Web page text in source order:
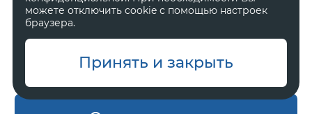
191 820 км.
Механическая
можете отключить cookie с помощью настроек
браузера.
Принять и закрыть